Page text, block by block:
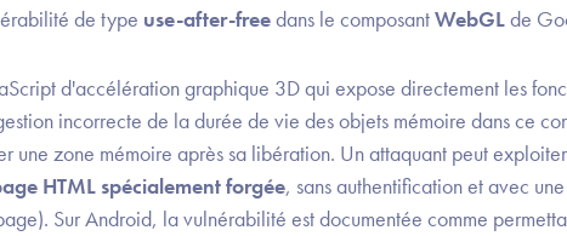
de type use-after-freedans le composantWebGLde
d'accélération graphique 3D qui expose directement les
incorrecte de la durée de vie des objets mémoire dans ce
une zone mémoire après sa libération. Un attaquant peut
HTML spécialement forgée, sans authentification et avec
Sur Android, la vulnérabilité est documentée comme